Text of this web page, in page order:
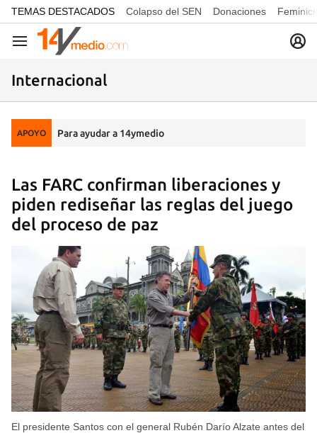
common.go-to-content
TEMAS DESTACADOS Colapso del SEN Donaciones
Navegación
Internacional
APOYO Para ayudar a 14ymedio
Las FARC confirman liberaciones y
piden rediseñar las reglas del juego
del proceso de paz
El presidente Santos con el general Rubén Darío Alzate antes del